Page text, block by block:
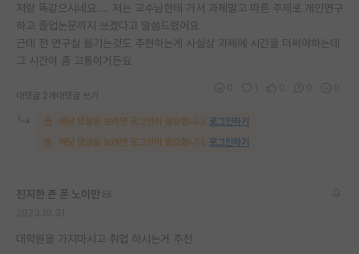
저랑 똑같으시네요.... 저는 교수님한테 가서 과제말고 따른 주제로 개인연구
하고 졸업논문까지 쓰겠다고 말씀드렸어요
근데 전 연구실 옮기는것도 추천하는게 사실상 과제에 시간을 더써야하는데
그 시간이 좀 고통이거든요
대댓글 2개 대댓글 쓰기
해당 댓글을 보려면 로그인이 필요합니다. 로그인하기
해당 댓글을 보려면 로그인이 필요합니다. 로그인하기
진지한 존 폰 노이만
대학원을 가지마시고 취업 하시는거 추천